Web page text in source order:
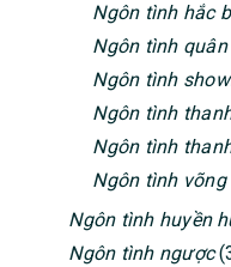
Ngôn tình hắc
Ngôn tình
Ngôn tình
Ngôn tình
Ngôn tình
Ngôn tình võng
Ngôn tình huyền
Ngôn tình ngược